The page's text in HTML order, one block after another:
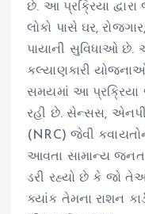
છે. આ પ્રક્રિયા
લોકો પાસે ઘર,
પાયાની સુવિધાઓ છે.
કલ્યાણકારી
સમયમાં આ પ્રક્રિયા
રહી છે. સેન્સસ,
(NRC) જેવી
આવતા સામાન્ય
ડરી રહ્યો છે કે જો
ક્યાંક તેમના રાશન